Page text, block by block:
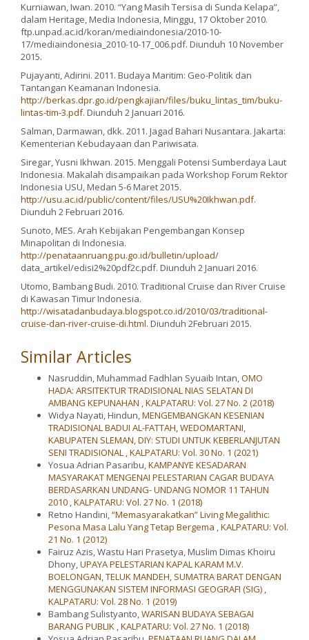
Kurniawan, Iwan. 2010. “Yang Masih Tersisa di Sunda Kelapa”,
dalam Heritage, Media Indonesia, Minggu, 17 Oktober 2010.
ftp.unpad.ac.id/koran/mediaindonesia/2010-10-
17/mediaindonesia_2010-10-17_006.pdf. Diunduh 10 November
2015.
Pujayanti, Adirini. 2011. Budaya Maritim: Geo-Politik dan
Tantangan Keamanan Indonesia.
http://berkas.dpr.go.id/pengkajian/files/buku_lintas_tim/buku-
lintas-tim-3.pdf. Diunduh 2 Januari 2016.
Salman, Darmawan, dkk. 2011. Jagad Bahari Nusantara. Jakarta:
Kementerian Kebudayaan dan Pariwisata.
Siregar, Yusni Ikhwan. 2015. Menggali Potensi Sumberdaya Laut
Indonesia. Makalah disampaikan pada Workshop Forum Rektor
Indonesia USU, Medan 5-6 Maret 2015.
http://usu.ac.id/public/content/files/USU%20Ikhwan.pdf.
Diunduh 2 Februari 2016.
Sunoto, MES. Arah Kebijakan Pengembangan Konsep
Minapolitan di Indonesia.
http://penataanruang.pu.go.id/bulletin/upload/
data_artikel/edisi2%20pdf2c.pdf. Diunduh 2 Januari 2016.
Utomo, Bambang Budi. 2010. Traditional Cruise dan River Cruise
di Kawasan Timur Indonesia.
http://wisatadanbudaya.blogspot.co.id/2010/03/traditional-
cruise-dan-river-cruise-di.html. Diunduh 2Februari 2015.
Similar Articles
Nasruddin, Muhammad Fadhlan Syuaib Intan,OMO
HADA: ARSITEKTUR TRADISIONAL NIAS SELATAN DI
AMBANG KEPUNAHAN ,KALPATARU: Vol. 27 No. 2 (2018)
Widya Nayati, Hindun,MENGEMBANGKAN KESENIAN
TRADISIONAL BADUI AL-FATTAH, WEDOMARTANI,
KABUPATEN SLEMAN, DIY: STUDI UNTUK KEBERLANJUTAN
SENI TRADISIONAL ,KALPATARU: Vol. 30 No. 1 (2021)
Yosua Adrian Pasaribu,KAMPANYE KESADARAN
MASYARAKAT MENGENAI PELESTARIAN CAGAR BUDAYA
BERDASARKAN UNDANG- UNDANG NOMOR 11 TAHUN
2010 ,KALPATARU: Vol. 27 No. 1 (2018)
Retno Handini,“Memasyarakatkan” Living Megalithic:
Pesona Masa Lalu Yang Tetap Bergema ,KALPATARU: Vol.
21 No. 1 (2012)
Fairuz Azis, Wastu Hari Prasetya, Muslim Dimas Khoiru
Dhony,UPAYA PELESTARIAN KAPAL KARAM M.V.
BOELONGAN, TELUK MANDEH, SUMATRA BARAT DENGAN
MENGGUNAKAN SISTEM INFORMASI GEOGRAFI (SIG) ,
KALPATARU: Vol. 28 No. 1 (2019)
Bambang Sulistyanto,WARISAN BUDAYA SEBAGAI
BARANG PUBLIK ,KALPATARU: Vol. 27 No. 1 (2018)